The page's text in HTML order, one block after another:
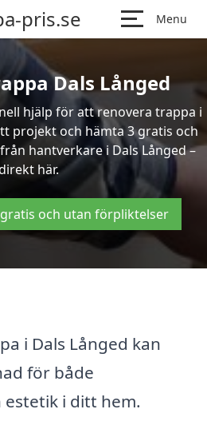
pris.se Menu
Dals Långed
hjälp för att renovera trappa i
projekt och hämta 3 gratis och
hantverkare i Dals Långed –
här.
och utan förpliktelser
i Dals Långed kan
för både
i ditt hem.